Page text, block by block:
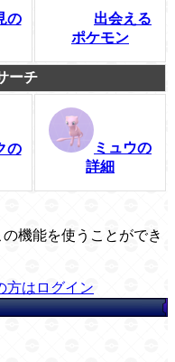
の
出会える
ポケモン
ーチ
の
ミュウの
詳細
機能を使うことができ
方はログイン